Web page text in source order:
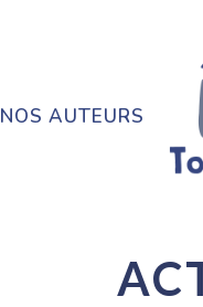
NOS AUTEURS